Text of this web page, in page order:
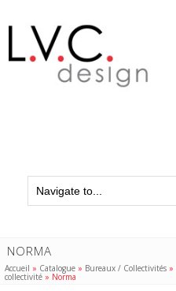
NORMA
Accueil » Catalogue » Bureaux / Collectivités »
collectivité » Norma